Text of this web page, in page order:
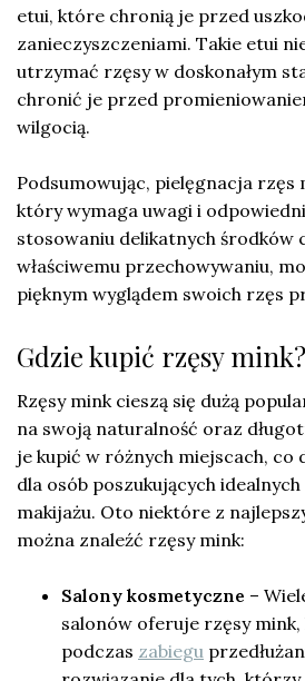
etui, które chronią je przed
zanieczyszczeniami. Takie etui
utrzymać rzęsy w doskonałym
chronić je przed
wilgocią.
Podsumowując, pielęgnacja rzęs
który wymaga uwagi i
stosowaniu delikatnych środków
właściwemu przechowywaniu,
pięknym wyglądem swoich rzęs
Gdzie kupić rzęsy mink?
Rzęsy mink cieszą się dużą
na swoją naturalność oraz
je kupić w różnych miejscach, co
dla osób poszukujących
makijażu. Oto niektóre z
można znaleźć rzęsy mink:
Salony kosmetyczne –
salonów oferuje rzęsy
podczas zabiegu